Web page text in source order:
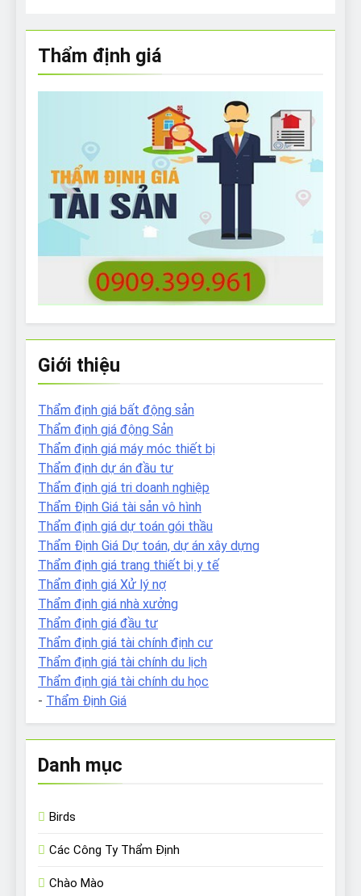
Thẩm định giá
Giới thiệu
Thẩm định giá bất động sản
Thẩm định giá động Sản
Thẩm định giá máy móc thiết bị
Thẩm định dự án đầu tư
Thẩm định giá tri doanh nghiệp
Thẩm Định Giá tài sản vô hình
Thẩm định giá dự toán gói thầu
Thẩm Định Giá Dự toán, dự án xây dựng
Thẩm định giá trang thiết bị y tế
Thẩm định giá Xử lý nợ
Thẩm định giá nhà xưởng
Thẩm định giá đầu tư
Thẩm định giá tài chính định cư
Thẩm định giá tài chính du lịch
Thẩm định giá tài chính du học
- Thẩm Định Giá
Danh mục
Birds
Các Công Ty Thẩm Định
Chào Mào